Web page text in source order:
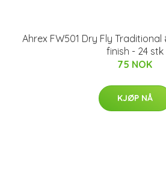
Ahrex FW501 Dry Fly Traditional
finish - 24 stk
75 NOK
KJØP NÅ